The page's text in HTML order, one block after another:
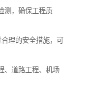
测，确保工程质
理的安全措施，可
、道路工程、机场